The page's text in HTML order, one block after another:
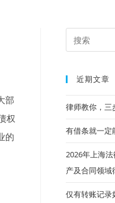
部
权
的
近期文章
律师教你，三
有借条就一定
2026年上海
产及合同领域
仅有转账记